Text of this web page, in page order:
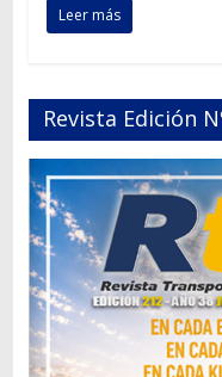
Leer más
Revista Edición